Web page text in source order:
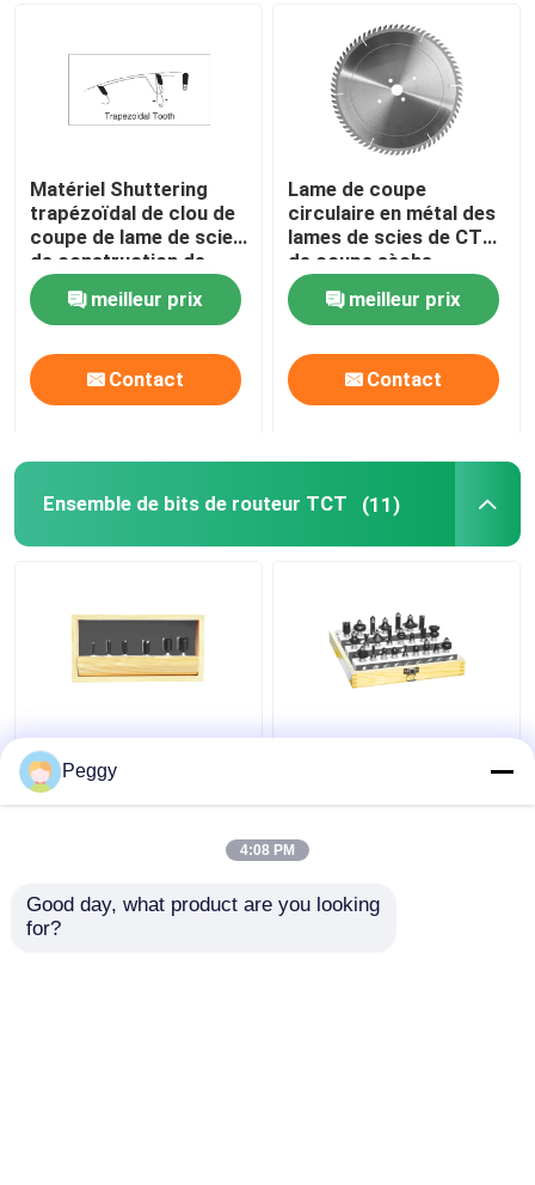
Matériel Shuttering
trapézoïdal de clou de
coupe de lame de scies
de construction de
CTT de dents
meilleur prix
Contact
Lame de coupe
circulaire en métal des
lames de scies de CTT
de coupe sèche
355mm ATB
meilleur prix
Contact
Ensemble de bits de routeur TCT (11)
Le peu droit de routeur
de CTT 6pcs a placé
avec des outils de
Le peu de luxe de
routeur de CTT 24pcs
de travail du bois
Peggy
4:08 PM
Good day, what product are you looking
for?